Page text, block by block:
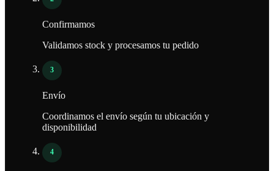
Confirmamos
Validamos stock y procesamos tu pedido
3
Envío
Coordinamos el envío según tu ubicación y
disponibilidad
4